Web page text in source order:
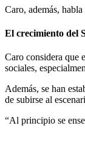
Caro, además,
El crecimiento del
Caro considera que
sociales,
Además, se han
de subirse al
“Al principio se